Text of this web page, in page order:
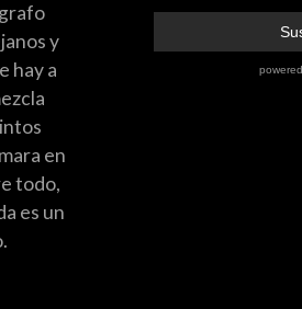
y
hay a
en
todo,
es un